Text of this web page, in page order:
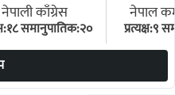
नेपाली काँग्रेस
समानुपातिक:२०
नेपाल
प्रत्यक्ष:९